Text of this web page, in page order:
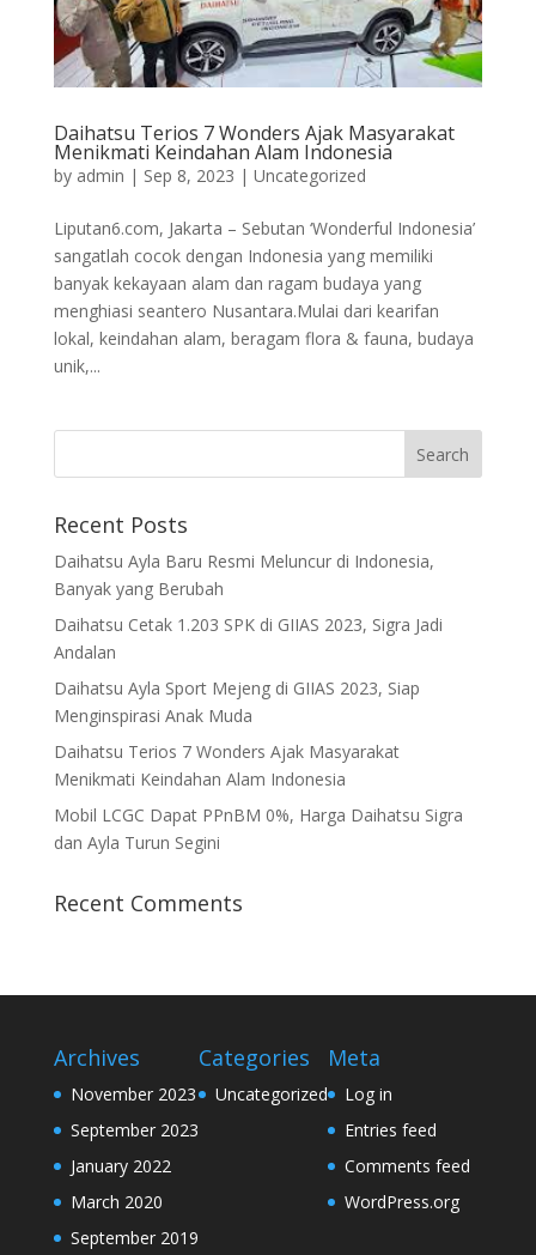
Daihatsu Terios 7 Wonders Ajak Masyarakat
Menikmati Keindahan Alam Indonesia
by admin | Sep 8, 2023 | Uncategorized
Liputan6.com, Jakarta – Sebutan ‘Wonderful Indonesia’
sangatlah cocok dengan Indonesia yang memiliki
banyak kekayaan alam dan ragam budaya yang
menghiasi seantero Nusantara.Mulai dari kearifan
lokal, keindahan alam, beragam flora & fauna, budaya
unik,...
Recent Posts
Daihatsu Ayla Baru Resmi Meluncur di Indonesia,
Banyak yang Berubah
Daihatsu Cetak 1.203 SPK di GIIAS 2023, Sigra Jadi
Andalan
Daihatsu Ayla Sport Mejeng di GIIAS 2023, Siap
Menginspirasi Anak Muda
Daihatsu Terios 7 Wonders Ajak Masyarakat
Menikmati Keindahan Alam Indonesia
Mobil LCGC Dapat PPnBM 0%, Harga Daihatsu Sigra
dan Ayla Turun Segini
Recent Comments
Archives
November 2023
September 2023
January 2022
March 2020
September 2019
Categories
Uncategorized
Meta
Log in
Entries feed
Comments feed
WordPress.org